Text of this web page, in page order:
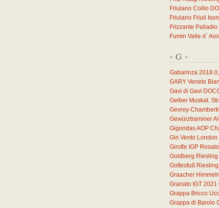
Friulano Collio
Friulano Friuli
Frizzante Palladio
Fumin Valle d`
* G *
Gabarinza 2018
GARY Veneto
Gavi di Gavi
Gelber Muskat.
Gevrey-
Gewürztraminer
Gigondas AOP
Gin Vento London
Girofle IGP
Goldberg Riesling
Gottesfuß
Graacher
Granato IGT 2021
Grappa Bricco
Grappa di Barolo